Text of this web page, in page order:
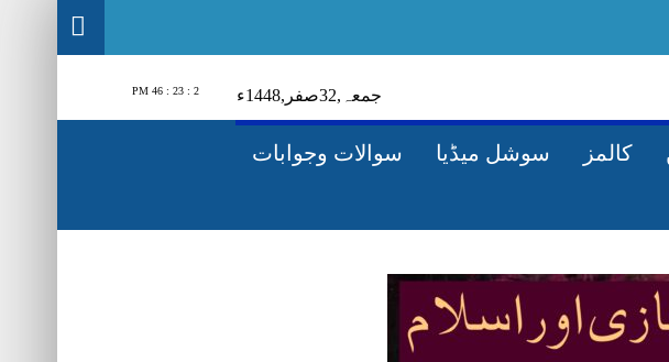
2 : 23 : 48 PM جمعہ‬‮, 23صفر‬, 1448ء
کالمز سوشل میڈیا سوالات وجوابات